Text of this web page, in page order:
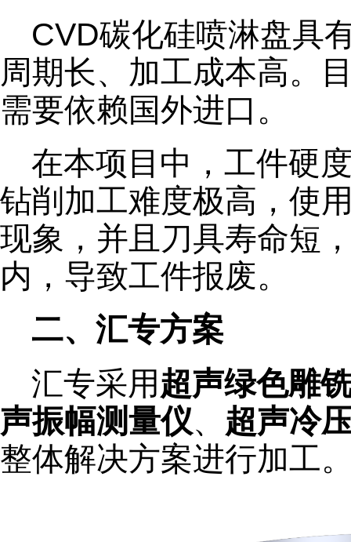
CVD碳化硅喷淋盘具
周期长、加工成本高。
需要依赖国外进口。
在本项目中，工件硬
钻削加工难度极高，使
现象，并且刀具寿命短
内，导致工件报废。
二、汇专方案
汇专采用超声绿色雕
声振幅测量仪、 超声冷
整体解决方案进行加工